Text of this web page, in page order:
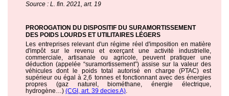
Source : L. fin. 2021, art. 19
PROROGATION DU DISPOSITIF DU SURAMORTISSEMENT
DES POIDS LOURDS ET UTILITAIRES LÉGERS
Les entreprises relevant d'un régime réel d'imposition en matière
d'impôt sur le revenu et exerçant une activité industrielle,
commerciale, artisanale ou agricole, peuvent pratiquer une
déduction (appelée “suramortissement”) assise sur la valeur des
véhicules dont le poids total autorisé en charge (PTAC) est
supérieur ou égal à 2,6 tonnes et fonctionnant avec des énergies
propres (gaz naturel, biométhane, énergie électrique,
hydrogène…) (CGI, art. 39 decies A).